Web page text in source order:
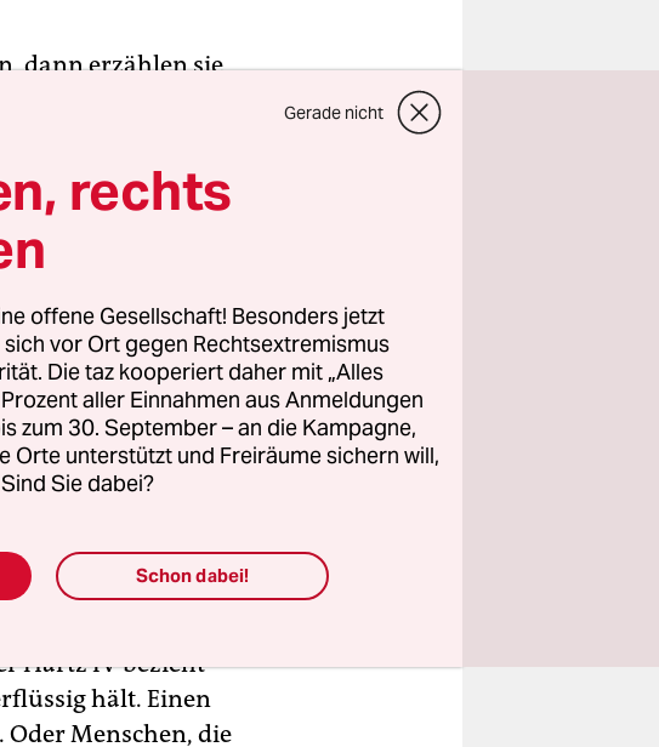
dann erzählen sie
Essen, Fäkalien
Arten von Texten.
etwa einen
Arbeit. Die
in Frage
Argument: dass
sich dabei
was das für ein
große
Hartz IV bezieht
hält. Einen
Menschen, die
Gerade nicht
rechts
offene Gesellschaft! Besonders jetzt
vor Ort gegen Rechtsextremismus
Die taz kooperiert daher mit „Alles
aller Einnahmen aus Anmeldungen
zum 30. September – an die Kampagne,
Orte unterstützt und Freiräume sichern will,
Sie dabei?
Schon dabei!